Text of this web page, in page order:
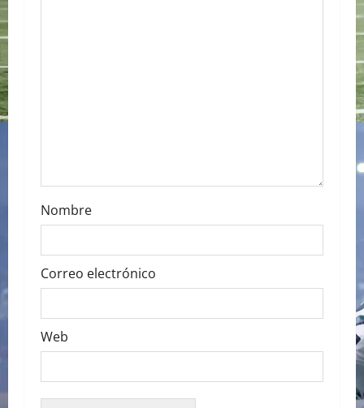
n
Nombre
Correo electrónico
Web